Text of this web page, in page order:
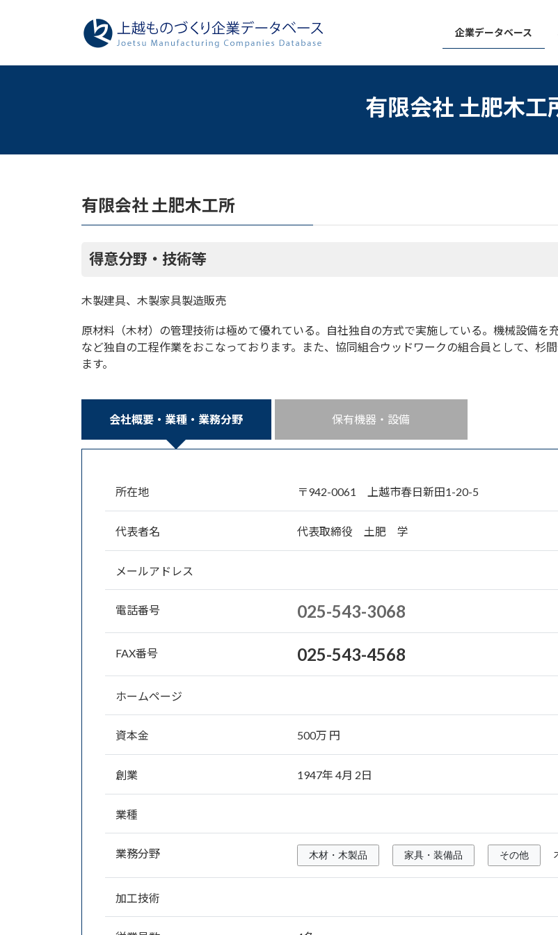
プ
動
企業データベース
有限会社 土肥木工
有限会社 土肥木工所
得意分野・技術等
木製建具、木製家具製造販売
原材料（木材）の管理技術は極めて優れている。自社独自の方式で実施している。機械設備を
など独自の工程作業をおこなっております。また、協同組合ウッドワークの組合員として、杉
ます。
会社概要・業種・業務分野 保有機器・設備
所在地 〒942-0061 上越市春日新田1-20-5
代表者名 代表取締役 土肥 学
メールアドレス
電話番号 025-543-3068
FAX番号 025-543-4568
ホームページ
資本金 500万 円
創業 1947年 4月 2日
業種
業務分野 木材・木製品 家具・装備品 その他
加工技術